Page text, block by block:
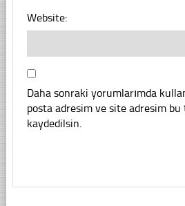
Website:
Daha sonraki yorumlarımda
posta adresim ve site adresim bu
kaydedilsin.